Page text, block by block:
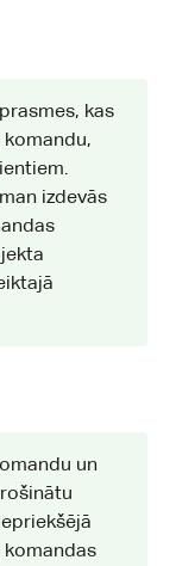
kas
izdevās
un
komandas